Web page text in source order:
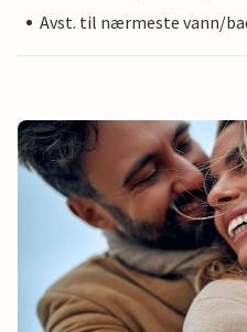
Avst. til nærmeste vann/